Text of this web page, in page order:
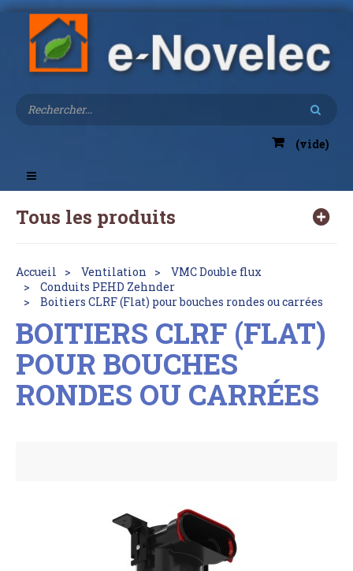
(vide)
Toggle
navigation
Tous les produits
Accueil Ventilation
VMC Double flux
Conduits PEHD Zehnder
Boitiers CLRF (Flat) pour bouches rondes ou carrées
BOITIERS CLRF (FLAT)
POUR BOUCHES
RONDES OU CARRÉES